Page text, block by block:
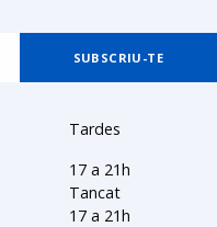
Tardes
17 a 21h
Tancat
17 a 21h